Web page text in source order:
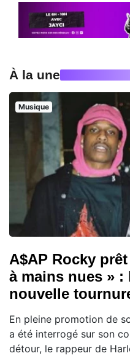
À la une
Musique
A$AP Rocky
à mains nues »
nouvelle
En pleine promotion de
a été interrogé sur son
détour, le rappeur de